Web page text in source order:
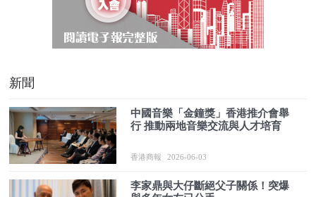
新聞
中國音樂「金鐘獎」香港推介會舉
行 推動兩地音樂交流與人才培育
香港商報 2026-06-03
李家鼎與大仔斷絕父子關係！突爆